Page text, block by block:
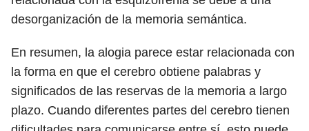
desorganización de la memoria semántica.
En resumen, la alogia parece estar relacionada con
la forma en que el cerebro obtiene palabras y
significados de las reservas de la memoria a largo
plazo. Cuando diferentes partes del cerebro tienen